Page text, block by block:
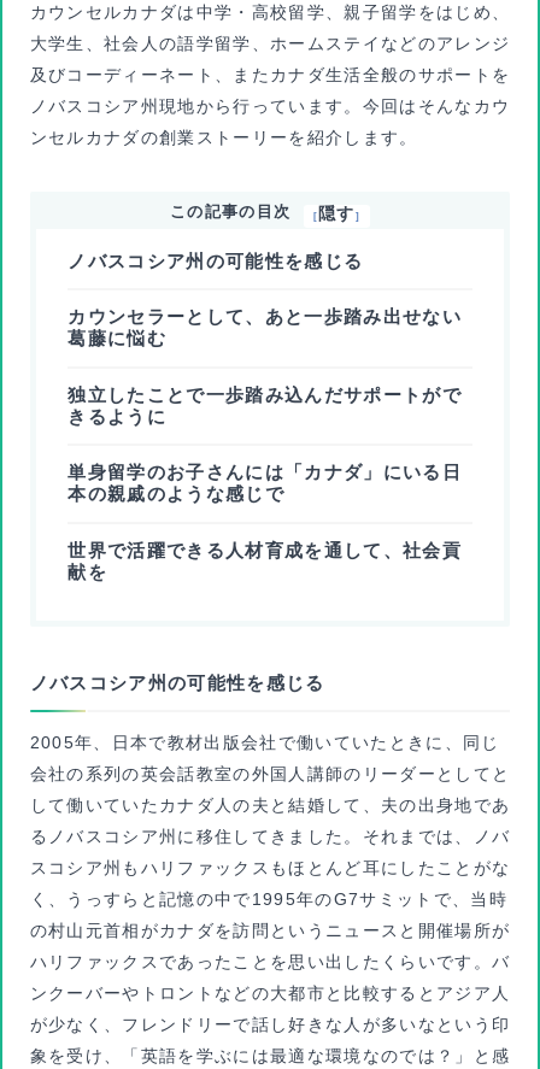
カウンセルカナダは中学・高校留学、親子留学をはじめ、
大学生、社会人の語学留学、ホームステイなどのアレンジ
及びコーディーネート、またカナダ生活全般のサポートを
ノバスコシア州現地から行っています。今回はそんなカウ
ンセルカナダの創業ストーリーを紹介します。
この記事の目次 [ 隠す ]
ノバスコシア州の可能性を感じる
カウンセラーとして、あと一歩踏み出せない
葛藤に悩む
独立したことで一歩踏み込んだサポートがで
きるように
単身留学のお子さんには「カナダ」にいる日
本の親戚のような感じで
世界で活躍できる人材育成を通して、社会貢
献を
ノバスコシア州の可能性を感じる
2005年、日本で教材出版会社で働いていたときに、同じ
会社の系列の英会話教室の外国人講師のリーダーとしてと
して働いていたカナダ人の夫と結婚して、夫の出身地であ
るノバスコシア州に移住してきました。それまでは、ノバ
スコシア州もハリファックスもほとんど耳にしたことがな
く、うっすらと記憶の中で1995年のG7サミットで、当時
の村山元首相がカナダを訪問というニュースと開催場所が
ハリファックスであったことを思い出したくらいです。バ
ンクーバーやトロントなどの大都市と比較するとアジア人
が少なく、フレンドリーで話し好きな人が多いなという印
象を受け、「英語を学ぶには最適な環境なのでは？」と感